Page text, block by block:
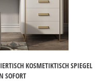
KOSMETIKTISCH SPIEGEL
SOFORT